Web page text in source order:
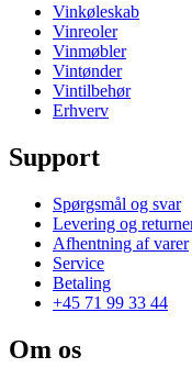
Vinkøleskab
Vinreoler
Vinmøbler
Vintønder
Vintilbehør
Erhverv
Support
Spørgsmål og svar
Levering og
Afhentning af varer
Service
Betaling
+45 71 99 33 44
Om os